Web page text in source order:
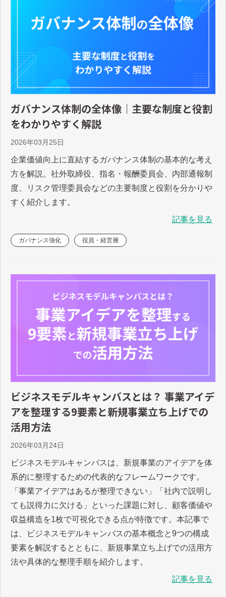
ガバナンス体制の全体像｜主要な制度と役割
をわかりやすく解説
2026年03月25日
企業価値向上に直結するガバナンス体制の基本的な考え
方を解説。社外取締役、指名・報酬委員会、内部通報制
度、リスク管理委員会などの主要制度と役割を分かりや
すく紹介します。
記事を見る
ガバナンス強化 役員・経営層
ビジネスモデルキャンバスとは？ 事業アイデ
アを整理する9要素と新規事業立ち上げでの
活用方法
2026年03月24日
ビジネスモデルキャンバスは、新規事業のアイデアを体
系的に整理するための代表的なフレームワークです。
「事業アイデアはあるが整理できない」「社内で説明し
ても説得力に欠ける」といった課題に対し、顧客価値や
収益構造を1枚で可視化できる点が特徴です。本記事で
は、ビジネスモデルキャンバスの基本概念と9つの構成
要素を解説するとともに、新規事業立ち上げでの活用方
法や具体的な整理手順を紹介します。
記事を見る